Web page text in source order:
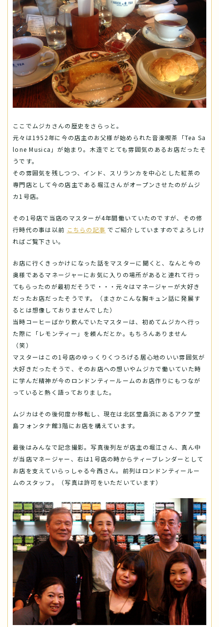
ここでムジカさんの歴史をさらっと。
元々は1952年に今の店主のお父様が始められた音楽喫茶「Tea Sa
lone Musica」が始まり。木造でとても雰囲気のあるお店だったそ
うです。
その雰囲気を残しつつ、インド、スリランカを中心とした紅茶の
専門店として今の店主である堀江さんがオープンさせたのがムジ
カ1号店。
その1号店で当店のマスターが4年間働いていたのですが、その修
行時代の事は以前 こちらの記事 でご紹介していますのでよろしけ
ればご覧下さい。
お店に行くきっかけになった話をマスターに聞くと、なんと今の
奥様であるマネージャーにお気に入りの場所があると連れて行っ
てもらったのが最初だそうで・・・元々はマネージャーが大好き
だったお店だったそうです。（まさかこんな胸キュン話に発展す
るとは想像しておりませんでした）
当時コーヒーばかり飲んでいたマスターは、初めてムジカへ行っ
た際に「レモンティー」を頼んだとか。もちろんありません
（笑）
マスターはこの1号店のゆっくりくつろげる居心地のいい雰囲気が
大好きだったそうで、そのお店への想いやムジカで働いていた時
に学んだ精神が今のロンドンティールームのお店作りにもつなが
っていると熱く語っておりました。
ムジカはその後何度か移転し、現在は北区堂島浜にあるアクア堂
島フォンタナ館3階にお店を構えています。
最後はみんなで記念撮影。写真後列左が店主の堀江さん、真ん中
が当店マネージャー、右は1号店の時からティーブレンダーとして
お店を支えていらっしゃる今西さん。前列はロンドンティールー
ムのスタッフ。（写真は許可をいただいています）